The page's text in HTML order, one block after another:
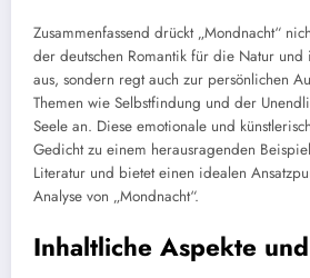
Zusammenfassend drückt „Mondnacht“
der deutschen Romantik für die Natur
aus, sondern regt auch zur persönlichen
Themen wie Selbstfindung und der
Seele an. Diese emotionale und
Gedicht zu einem herausragenden
Literatur und bietet einen idealen
Analyse von „Mondnacht“.
Inhaltliche Aspekte